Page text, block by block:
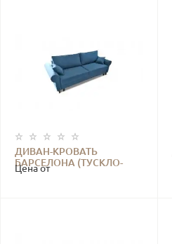
ДИВАН-КРОВАТЬ
БАРСЕЛОНА (ТУСКЛО-
СИНИЙ)
Цена от